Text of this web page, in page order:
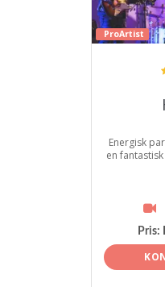
ProArtist
Energisk
en
Pris: